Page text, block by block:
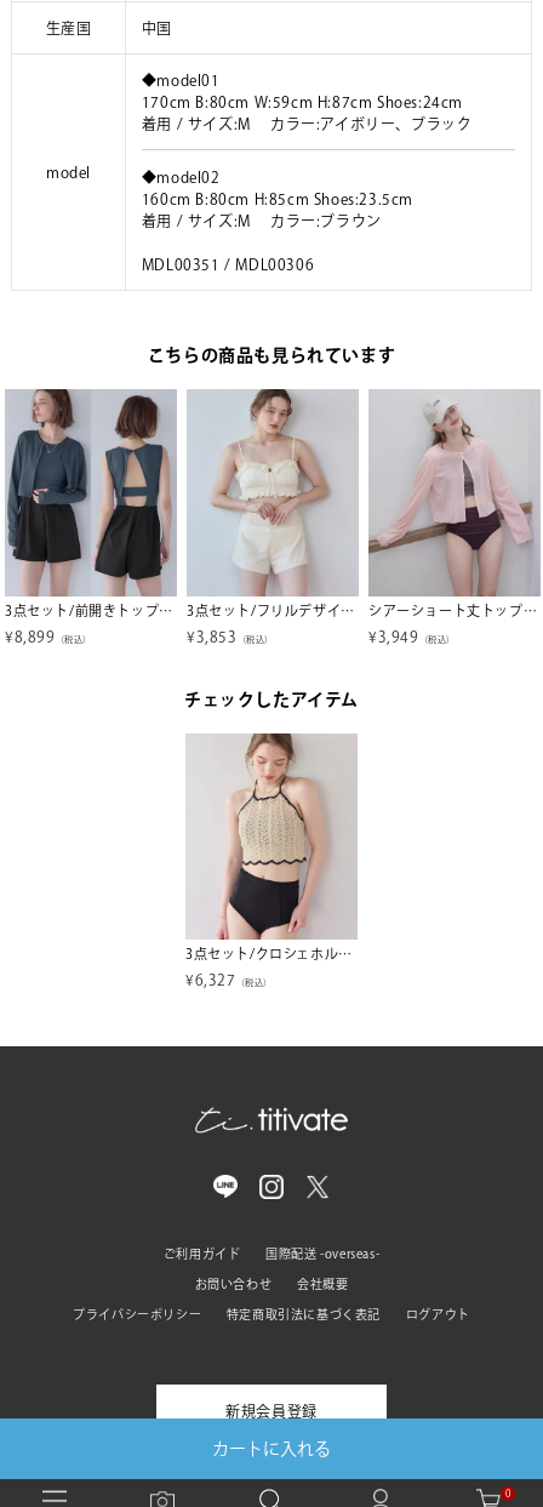
カートに入れる
0
生産国 中国
model
◆model01
170cm B:80cm W:59cm H:87cm Shoes:24cm
着用 / サイズ:M カラー:アイボリー、ブラック
◆model02
160cm B:80cm H:85cm Shoes:23.5cm
着用 / サイズ:M カラー:ブラウン
MDL00351 / MDL00306
こちらの商品も見られています
3点セット/前開きトップス付オールインワン/ラッシュガード【SEADRESS シードレス】
¥8,899 （税込）
3点セット/フリルデザインジャガードビキニ×ショートパンツ/水着【SEADRESS シードレス】
¥ 3,853 （税込）
シアーショート丈トップス/ラッシュガード【SEADRESS シードレス】【メール便可／100】
¥ 3,949 （税込）
チェックしたアイテム
3点セット/クロシェホルターネックトップス×ビキニ/水着【SEADRESS シードレス】【メール便可／100】
¥6,327 （税込）
ご利用ガイド 国際配送 -overseas-
お問い合わせ 会社概要
プライバシーポリシー 特定商取引法に基づく表記 ログアウト
新規会員登録
© titivate All rights reserved